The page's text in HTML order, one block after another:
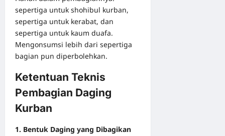
sepertiga untuk shohibul kurban,
sepertiga untuk kerabat, dan
sepertiga untuk kaum duafa.
Mengonsumsi lebih dari sepertiga
bagian pun diperbolehkan.
Ketentuan Teknis
Pembagian Daging
Kurban
1. Bentuk Daging yang Dibagikan